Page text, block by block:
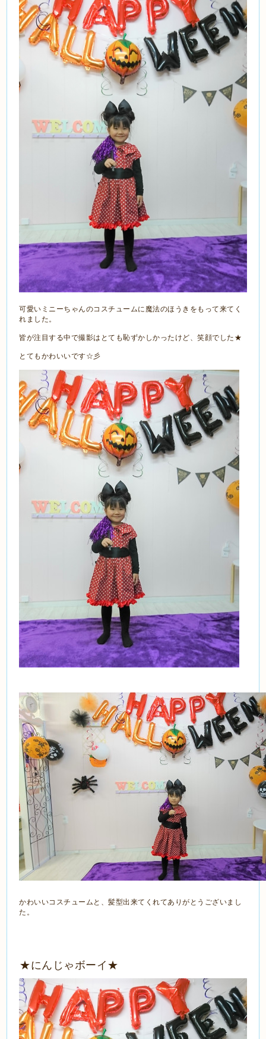
可愛いミニーちゃんのコスチュームに魔法のほうきをもって来てく
れました。
皆が注目する中で撮影はとても恥ずかしかったけど、笑顔でした★
とてもかわいいです☆彡
かわいいコスチュームと、髪型出来てくれてありがとうございまし
た。
★にんじゃボーイ★